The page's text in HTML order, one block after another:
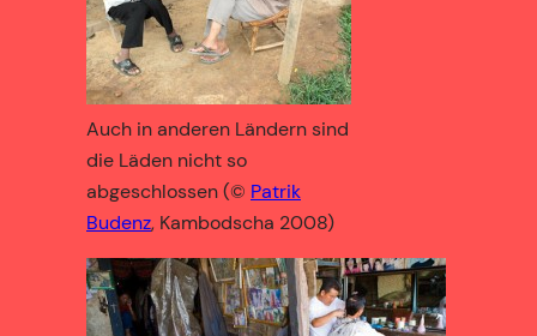
Auch in anderen Ländern sind
die Läden nicht so
abgeschlossen (© Patrik
Budenz, Kambodscha 2008)